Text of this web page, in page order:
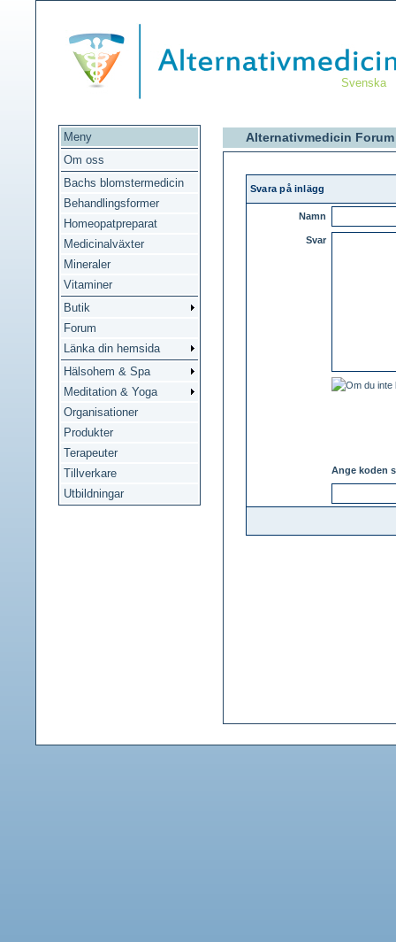
Svenska
Meny
Om oss
Bachs blomstermedicin
Behandlingsformer
Homeopatpreparat
Medicinalväxter
Mineraler
Vitaminer
Butik
Forum
Länka din hemsida
Hälsohem & Spa
Meditation & Yoga
Organisationer
Produkter
Terapeuter
Tillverkare
Utbildningar
Alternativmedicin Forum
Svara på inlägg
Namn
Svar
Ange koden